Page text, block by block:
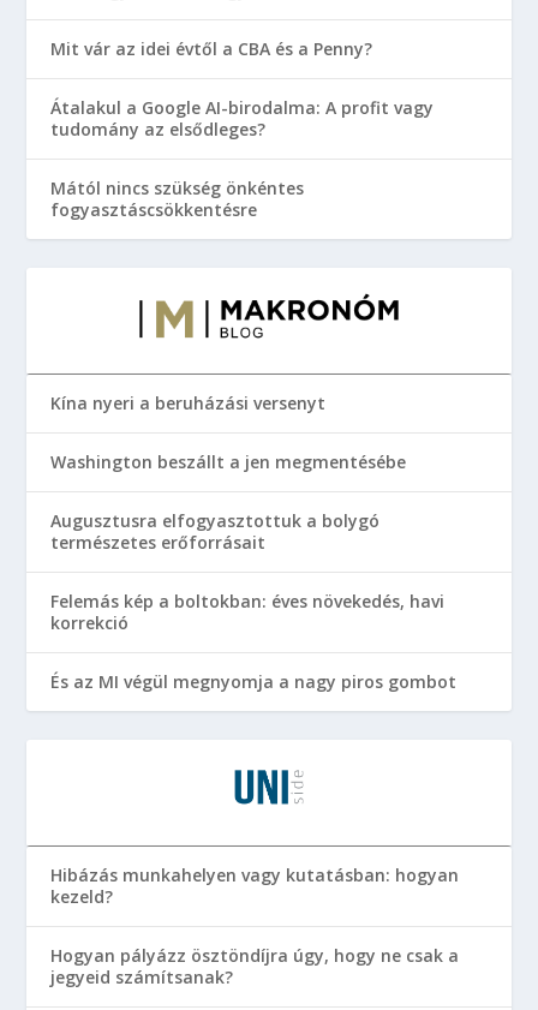
Mit vár az idei évtől a CBA és a Penny?
Átalakul a Google AI-birodalma: A profit vagy
tudomány az elsődleges?
Mától nincs szükség önkéntes
fogyasztáscsökkentésre
Kína nyeri a beruházási versenyt
Washington beszállt a jen megmentésébe
Augusztusra elfogyasztottuk a bolygó
természetes erőforrásait
Felemás kép a boltokban: éves növekedés, havi
korrekció
És az MI végül megnyomja a nagy piros gombot
Hibázás munkahelyen vagy kutatásban: hogyan
kezeld?
Hogyan pályázz ösztöndíjra úgy, hogy ne csak a
jegyeid számítsanak?